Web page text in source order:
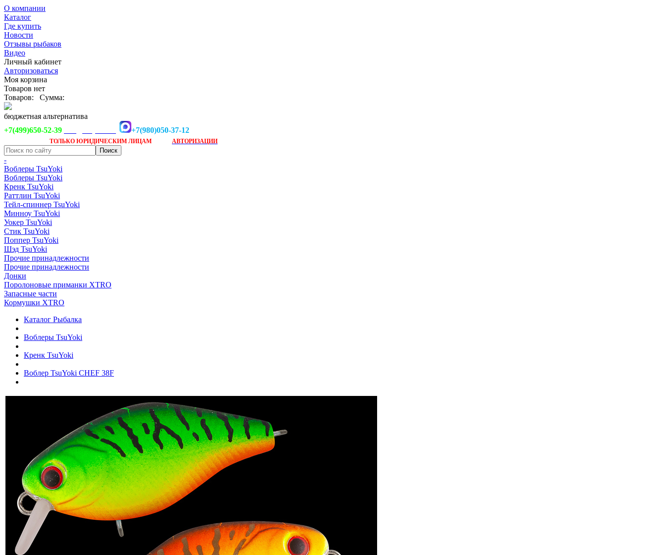
О компании
Каталог
Где купить
Новости
Отзывы рыбаков
Видео
Личный кабинет
Авторизоваться
Моя корзина
Товаров нет
Товаров:
Сумма:
бюджетная альтернатива
+7(499)650-52-39
+7(980)050-37-12
ТОЛЬКО ЮРИДИЧЕСКИМ ЛИЦАМ АВТОРИЗАЦИИ
-
Воблеры TsuYoki
Воблеры TsuYoki
Кренк TsuYoki
Раттлин TsuYoki
Тейл-спиннер TsuYoki
Минноу TsuYoki
Уокер TsuYoki
Стик TsuYoki
Поппер TsuYoki
Шэд TsuYoki
Прочие принадлежности
Прочие принадлежности
Донки
Поролоновые приманки XTRO
Запасные части
Кормушки XTRO
Каталог Рыбалка
Воблеры TsuYoki
Кренк TsuYoki
Воблер TsuYoki CHEF 38F